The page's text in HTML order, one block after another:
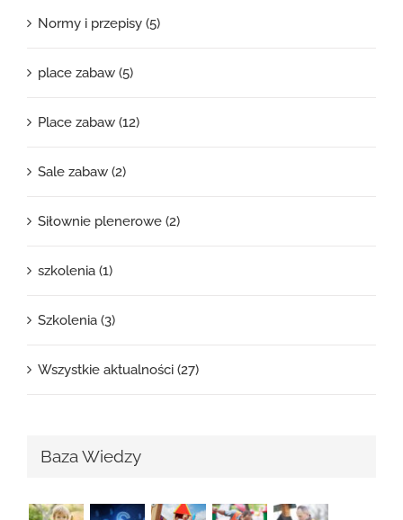
Normy i przepisy (5)
place zabaw (5)
Place zabaw (12)
Sale zabaw (2)
Siłownie plenerowe (2)
szkolenia (1)
Szkolenia (3)
Wszystkie aktualności (27)
Baza Wiedzy